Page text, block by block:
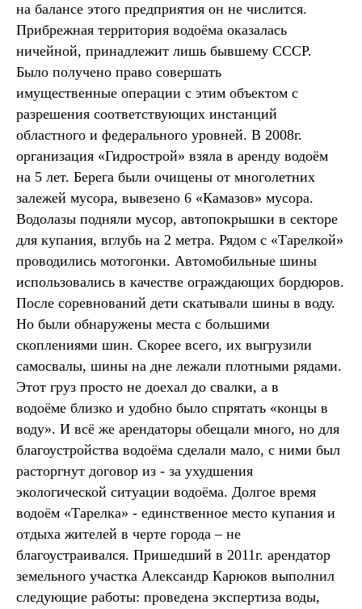
на балансе этого предприятия он не числится.
Прибрежная территория водоёма оказалась
ничейной, принадлежит лишь бывшему СССР.
Было получено право совершать
имущественные операции с этим объектом с
разрешения соответствующих инстанций
областного и федерального уровней. В 2008г.
организация «Гидрострой» взяла в аренду водоём
на 5 лет. Берега были очищены от многолетних
залежей мусора, вывезено 6 «Камазов» мусора.
Водолазы подняли мусор, автопокрышки в секторе
для купания, вглубь на 2 метра. Рядом с «Тарелкой»
проводились мотогонки. Автомобильные шины
использовались в качестве ограждающих бордюров.
После соревнований дети скатывали шины в воду.
Но были обнаружены места с большими
скоплениями шин. Скорее всего, их выгрузили
самосвалы, шины на дне лежали плотными рядами.
Этот груз просто не доехал до свалки, а в
водоёме близко и удобно было спрятать «концы в
воду». И всё же арендаторы обещали много, но для
благоустройства водоёма сделали мало, с ними был
расторгнут договор из - за ухудшения
экологической ситуации водоёма. Долгое время
водоём «Тарелка» - единственное место купания и
отдыха жителей в черте города – не
благоустраивался. Пришедший в 2011г. арендатор
земельного участка Александр Карюков выполнил
следующие работы: проведена экспертиза воды,